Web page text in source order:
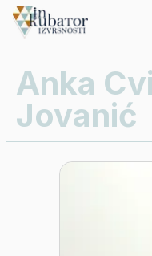
Anka
Jovanić